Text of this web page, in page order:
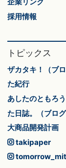
採用情報
トピックス
ザカタキ！（ブロ
た紀行
あしたのともろ
た日誌。（ブログ
大商品開発計画
takipaper